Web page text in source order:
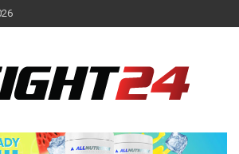
– MMA i K-1, UFC